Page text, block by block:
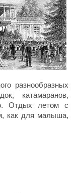
разнообразных
катамаранов,
Отдых летом с
как для малыша,